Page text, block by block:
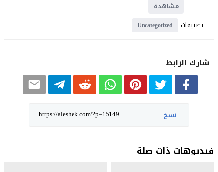
مشاهدة
تصنيفات Uncategorized
شارك الرابط
نسخ
فيديوهات ذات صلة